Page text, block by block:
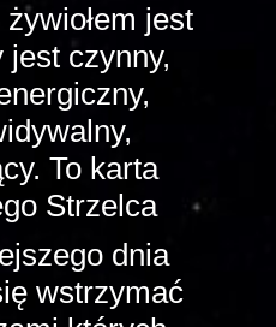
jest
jest czynny,
To karta
Strzelca
dnia
wstrzymać